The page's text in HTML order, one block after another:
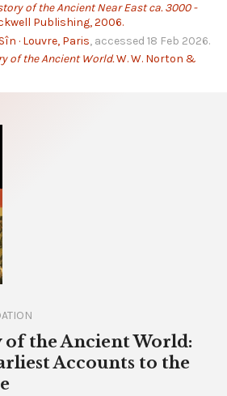
of the Ancient Near East ca. 3000 -
Publishing, 2006.
· Louvre, Paris, accessed 18 Feb 2026.
of the Ancient World.W. W. Norton &
the Ancient World:
Accounts to the